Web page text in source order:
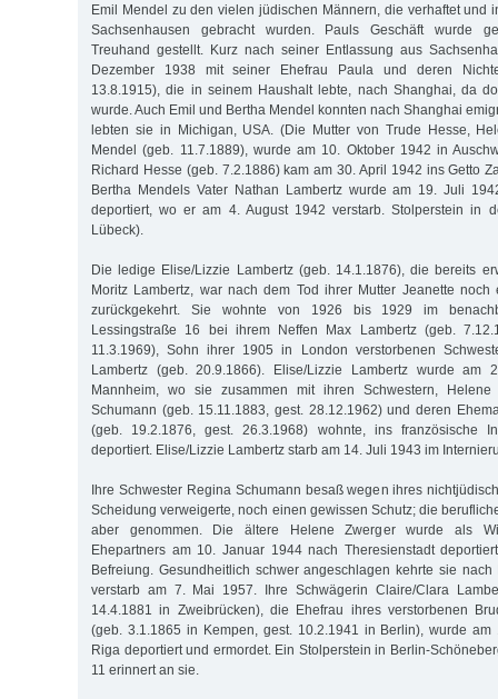
Emil Mendel zu den vielen jüdischen Männern, die verhaftet und
Sachsenhausen gebracht wurden. Pauls Geschäft wurde
Treuhand gestellt. Kurz nach seiner Entlassung aus
Dezember 1938 mit seiner Ehefrau Paula und deren
13.8.1915), die in seinem Haushalt lebte, nach Shanghai, da
wurde. Auch Emil und Bertha Mendel konnten nach Shanghai
lebten sie in Michigan, USA. (Die Mutter von Trude Hesse,
Mendel (geb. 11.7.1889), wurde am 10. Oktober 1942 in
Richard Hesse (geb. 7.2.1886) kam am 30. April 1942 ins Getto
Bertha Mendels Vater Nathan Lambertz wurde am 19. Juli
deportiert, wo er am 4. August 1942 verstarb. Stolperstein in
Lübeck).
Die ledige Elise/Lizzie Lambertz (geb. 14.1.1876), die bereits
Moritz Lambertz, war nach dem Tod ihrer Mutter Jeanette noch
zurückgekehrt. Sie wohnte von 1926 bis 1929 im
Lessingstraße 16 bei ihrem Neffen Max Lambertz (geb.
11.3.1969), Sohn ihrer 1905 in London verstorbenen
Lambertz (geb. 20.9.1866). Elise/Lizzie Lambertz wurde am
Mannheim, wo sie zusammen mit ihren Schwestern,
Schumann (geb. 15.11.1883, gest. 28.12.1962) und deren
(geb. 19.2.1876, gest. 26.3.1968) wohnte, ins französische
deportiert. Elise/Lizzie Lambertz starb am 14. Juli 1943 im
Ihre Schwester Regina Schumann besaß wegen ihres
Scheidung verweigerte, noch einen gewissen Schutz; die
aber genommen. Die ältere Helene Zwerger wurde als
Ehepartners am 10. Januar 1944 nach Theresienstadt
Befreiung. Gesundheitlich schwer angeschlagen kehrte sie
verstarb am 7. Mai 1957. Ihre Schwägerin Claire/Clara
14.4.1881 in Zweibrücken), die Ehefrau ihres verstorbenen
(geb. 3.1.1865 in Kempen, gest. 10.2.1941 in Berlin), wurde
Riga deportiert und ermordet. Ein Stolperstein in Berlin-
11 erinnert an sie.